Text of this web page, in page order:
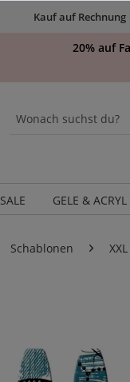
Kauf auf Rechnung
20% auf
SALE GELE & ACRYL
Schablonen